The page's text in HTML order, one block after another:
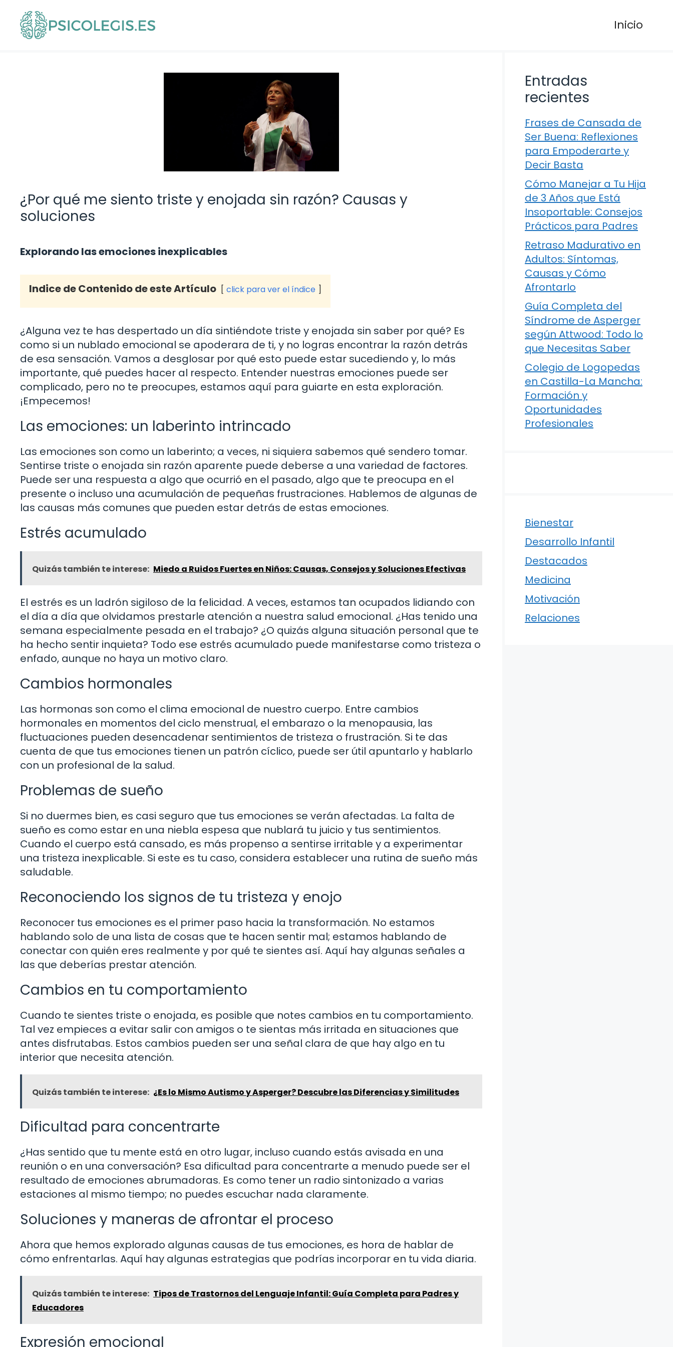
contenido
Inicio
¿Por qué me siento triste y enojada sin razón? Causas y
soluciones
Explorando las emociones inexplicables
Indice de Contenido de este Artículo click para ver el índice
¿Alguna vez te has despertado un día sintiéndote triste y enojada sin saber por qué? Es
como si un nublado emocional se apoderara de ti, y no logras encontrar la razón detrás
de esa sensación. Vamos a desglosar por qué esto puede estar sucediendo y, lo más
importante, qué puedes hacer al respecto. Entender nuestras emociones puede ser
complicado, pero no te preocupes, estamos aquí para guiarte en esta exploración.
¡Empecemos!
Las emociones: un laberinto intrincado
Las emociones son como un laberinto; a veces, ni siquiera sabemos qué sendero tomar.
Sentirse triste o enojada sin razón aparente puede deberse a una variedad de factores.
Puede ser una respuesta a algo que ocurrió en el pasado, algo que te preocupa en el
presente o incluso una acumulación de pequeñas frustraciones. Hablemos de algunas de
las causas más comunes que pueden estar detrás de estas emociones.
Estrés acumulado
Quizás también te interese: Miedo a Ruidos Fuertes en Niños: Causas, Consejos y Soluciones Efectivas
El estrés es un ladrón sigiloso de la felicidad. A veces, estamos tan ocupados lidiando con
el día a día que olvidamos prestarle atención a nuestra salud emocional. ¿Has tenido una
semana especialmente pesada en el trabajo? ¿O quizás alguna situación personal que te
ha hecho sentir inquieta? Todo ese estrés acumulado puede manifestarse como tristeza o
enfado, aunque no haya un motivo claro.
Cambios hormonales
Las hormonas son como el clima emocional de nuestro cuerpo. Entre cambios
hormonales en momentos del ciclo menstrual, el embarazo o la menopausia, las
fluctuaciones pueden desencadenar sentimientos de tristeza o frustración. Si te das
cuenta de que tus emociones tienen un patrón cíclico, puede ser útil apuntarlo y hablarlo
con un profesional de la salud.
Problemas de sueño
Si no duermes bien, es casi seguro que tus emociones se verán afectadas. La falta de
sueño es como estar en una niebla espesa que nublará tu juicio y tus sentimientos.
Cuando el cuerpo está cansado, es más propenso a sentirse irritable y a experimentar
una tristeza inexplicable. Si este es tu caso, considera establecer una rutina de sueño más
saludable.
Reconociendo los signos de tu tristeza y enojo
Reconocer tus emociones es el primer paso hacia la transformación. No estamos
hablando solo de una lista de cosas que te hacen sentir mal; estamos hablando de
conectar con quién eres realmente y por qué te sientes así. Aquí hay algunas señales a
las que deberías prestar atención.
Cambios en tu comportamiento
Cuando te sientes triste o enojada, es posible que notes cambios en tu comportamiento.
Tal vez empieces a evitar salir con amigos o te sientas más irritada en situaciones que
antes disfrutabas. Estos cambios pueden ser una señal clara de que hay algo en tu
interior que necesita atención.
Quizás también te interese: ¿Es lo Mismo Autismo y Asperger? Descubre las Diferencias y Similitudes
Dificultad para concentrarte
¿Has sentido que tu mente está en otro lugar, incluso cuando estás avisada en una
reunión o en una conversación? Esa dificultad para concentrarte a menudo puede ser el
resultado de emociones abrumadoras. Es como tener un radio sintonizado a varias
estaciones al mismo tiempo; no puedes escuchar nada claramente.
Soluciones y maneras de afrontar el proceso
Ahora que hemos explorado algunas causas de tus emociones, es hora de hablar de
cómo enfrentarlas. Aquí hay algunas estrategias que podrías incorporar en tu vida diaria.
Quizás también te interese: Tipos de Trastornos del Lenguaje Infantil: Guía Completa para Padres y
Educadores
Expresión emocional
Entradas
recientes
Frases de Cansada de
Ser Buena: Reflexiones
para Empoderarte y
Decir Basta
Cómo Manejar a Tu Hija
de 3 Años que Está
Insoportable: Consejos
Prácticos para Padres
Retraso Madurativo en
Adultos: Síntomas,
Causas y Cómo
Afrontarlo
Guía Completa del
Síndrome de Asperger
según Attwood: Todo lo
que Necesitas Saber
Colegio de Logopedas
en Castilla-La Mancha:
Formación y
Oportunidades
Profesionales
Bienestar
Desarrollo Infantil
Destacados
Medicina
Motivación
Relaciones